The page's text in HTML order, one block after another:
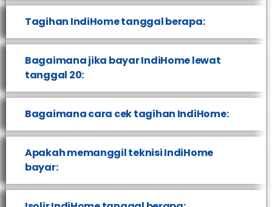
Tagihan IndiHome tanggal berapa:
Bagaimana jika bayar IndiHome lewat
tanggal 20:
Bagaimana cara cek tagihan IndiHome:
Apakah memanggil teknisi IndiHome
bayar: